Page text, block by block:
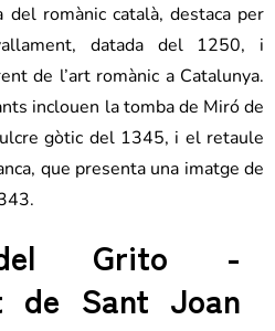
del romànic català, destaca per
datada del 1250, i
de l’art romànic a Catalunya.
inclouen la tomba de Miró de
gòtic del 1345, i el retaule
que presenta una imatge de